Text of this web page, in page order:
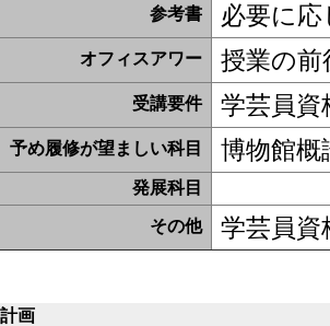
参考書 必要に
オフィスアワー 授業の前
受講要件 学芸員資
予め履修が望ましい科目 博物館概
発展科目
その他 学芸員資
画